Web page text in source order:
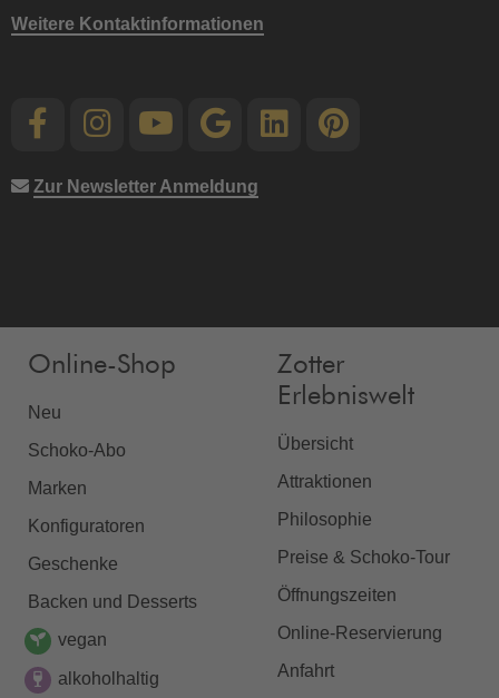
Weitere Kontaktinformationen
Zur Newsletter Anmeldung
Online-Shop
Neu
Schoko-Abo
Marken
Konfiguratoren
Geschenke
Backen und Desserts
vegan
alkoholhaltig
Zotter
Erlebniswelt
Übersicht
Attraktionen
Philosophie
Preise & Schoko-Tour
Öffnungszeiten
Online-Reservierung
Anfahrt